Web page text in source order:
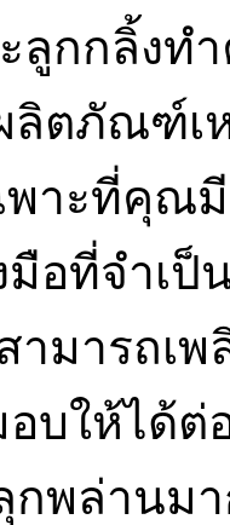
ลูกกลิ้งท
ลิตภัณฑ์เ
าะที่คุณ
มือที่จำเ
มารถเพ
บให้ได้
พล่านม